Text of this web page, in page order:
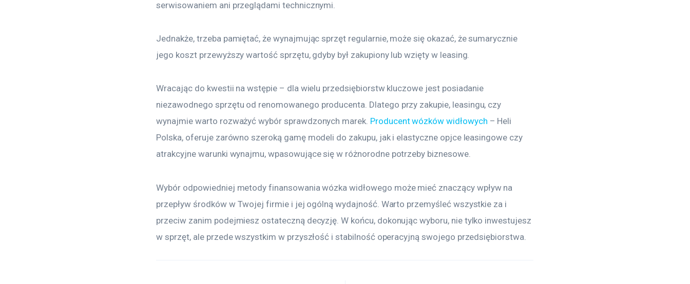
serwisowaniem ani przeglądami technicznymi.
Jednakże, trzeba pamiętać, że wynajmując sprzęt regularnie, może się okazać, że sumarycznie
jego koszt przewyższy wartość sprzętu, gdyby był zakupiony lub wzięty w leasing.
Wracając do kwestii na wstępie – dla wielu przedsiębiorstw kluczowe jest posiadanie
niezawodnego sprzętu od renomowanego producenta. Dlatego przy zakupie, leasingu, czy
wynajmie warto rozważyć wybór sprawdzonych marek. Producent wózków widłowych – Heli
Polska, oferuje zarówno szeroką gamę modeli do zakupu, jak i elastyczne opjce leasingowe czy
atrakcyjne warunki wynajmu, wpasowujące się w różnorodne potrzeby biznesowe.
Wybór odpowiedniej metody finansowania wózka widłowego może mieć znaczący wpływ na
przepływ środków w Twojej firmie i jej ogólną wydajność. Warto przemyśleć wszystkie za i
przeciw zanim podejmiesz ostateczną decyzję. W końcu, dokonując wyboru, nie tylko inwestujesz
w sprzęt, ale przede wszystkim w przyszłość i stabilność operacyjną swojego przedsiębiorstwa.